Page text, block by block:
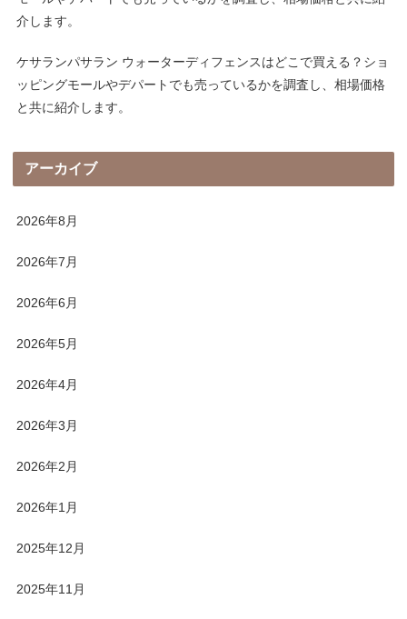
介します。
ケサランパサラン ウォーターディフェンスはどこで買える？ショ
ッピングモールやデパートでも売っているかを調査し、相場価格
と共に紹介します。
アーカイブ
2026年8月
2026年7月
2026年6月
2026年5月
2026年4月
2026年3月
2026年2月
2026年1月
2025年12月
2025年11月